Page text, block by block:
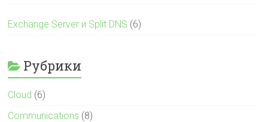
Exchange Server и Split DNS (6)
Рубрики
Cloud (6)
Communications (8)